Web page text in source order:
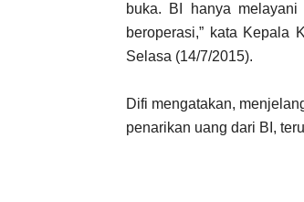
buka. BI hanya
beroperasi,” kata Kepala
Selasa (14/7/2015).
Difi mengatakan,
penarikan uang dari BI,